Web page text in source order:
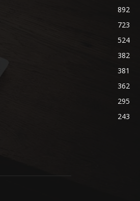
892
723
524
382
381
362
295
243